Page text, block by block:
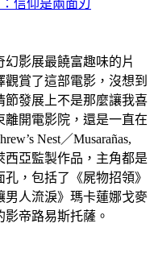
信仰是兩面刃
影展最饒富趣味的片
賞了這部電影，沒想到
節發展上不是那麼讓我喜
離開電影院，還是一直在
Nest／Musarañas,
西亞監製作品，主角都是
，包括了《屍物招領》
男人流淚》瑪卡蓮娜戈麥
帝路易斯托薩。